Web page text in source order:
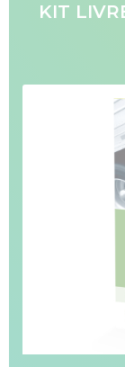
KIT